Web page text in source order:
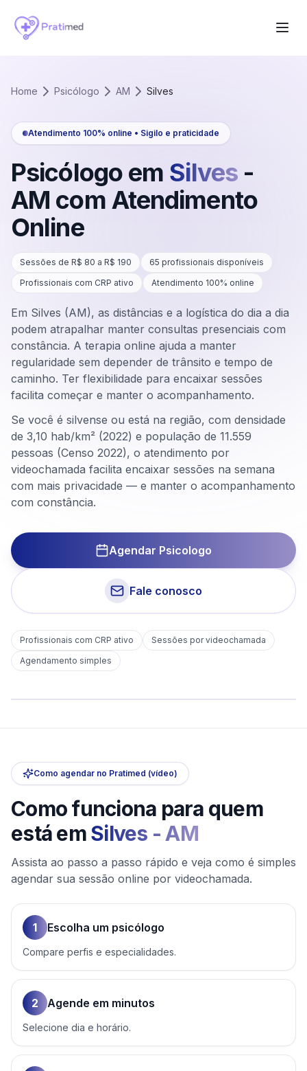
Home Psicólogo AM Silves
Atendimento 100% online • Sigilo e praticidade
Psicólogo em Silves -
AM com Atendimento
Online
Sessões de R$ 80 a R$ 190 65 profissionais disponíveis
Profissionais com CRP ativo
Atendimento 100% online
Em Silves (AM), as distâncias e a logística do dia a dia
podem atrapalhar manter consultas presenciais com
constância. A terapia online ajuda a manter
regularidade sem depender de trânsito e tempo de
caminho. Ter flexibilidade para encaixar sessões
facilita começar e manter o acompanhamento.
Se você é silvense ou está na região, com densidade
de 3,10 hab/km² (2022) e população de 11.559
pessoas (Censo 2022), o atendimento por
videochamada facilita encaixar sessões na semana
com mais privacidade — e manter o acompanhamento
com constância.
Agendar Psicologo
Fale conosco
Profissionais com CRP ativo
Sessões por videochamada
Agendamento simples
Como agendar no Pratimed (vídeo)
Como funciona para quem
está em Silves - AM
Assista ao passo a passo rápido e veja como é simples
agendar sua sessão online por videochamada.
1 Escolha um psicólogo
Compare perfis e especialidades.
2 Agende em minutos
Selecione dia e horário.